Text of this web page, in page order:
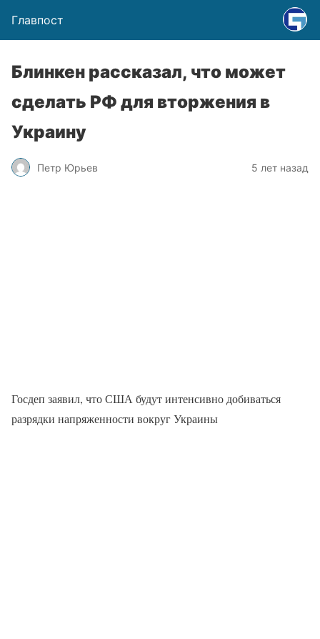
Главпост
Блинкен рассказал, что может
сделать РФ для вторжения в
Украину
Петр Юрьев 5 лет назад
Госдеп заявил, что США будут интенсивно добиваться
разрядки напряженности вокруг Украины